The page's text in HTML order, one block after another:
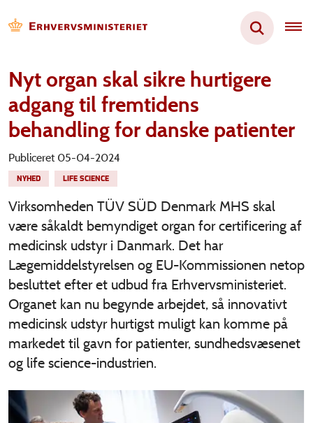
Nyt organ skal sikre hurtigere
adgang til fremtidens
behandling for danske patienter
Publiceret 05-04-2024
NYHED LIFE SCIENCE
Virksomheden TÜV SÜD Denmark MHS skal
være såkaldt bemyndiget organ for certificering af
medicinsk udstyr i Danmark. Det har
Lægemiddelstyrelsen og EU-Kommissionen netop
besluttet efter et udbud fra Erhvervsministeriet.
Organet kan nu begynde arbejdet, så innovativt
medicinsk udstyr hurtigst muligt kan komme på
markedet til gavn for patienter, sundhedsvæsenet
og life science-industrien.